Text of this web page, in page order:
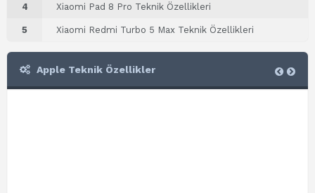
4 Xiaomi Pad 8 Pro Teknik Özellikleri
5 Xiaomi Redmi Turbo 5 Max Teknik Özellikleri
Apple Teknik Özellikler